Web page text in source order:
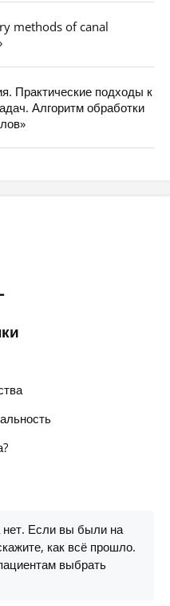
methods of canal
Практические подходы к
Алгоритм обработки
нет. Если вы были на
как всё прошло.
выбрать